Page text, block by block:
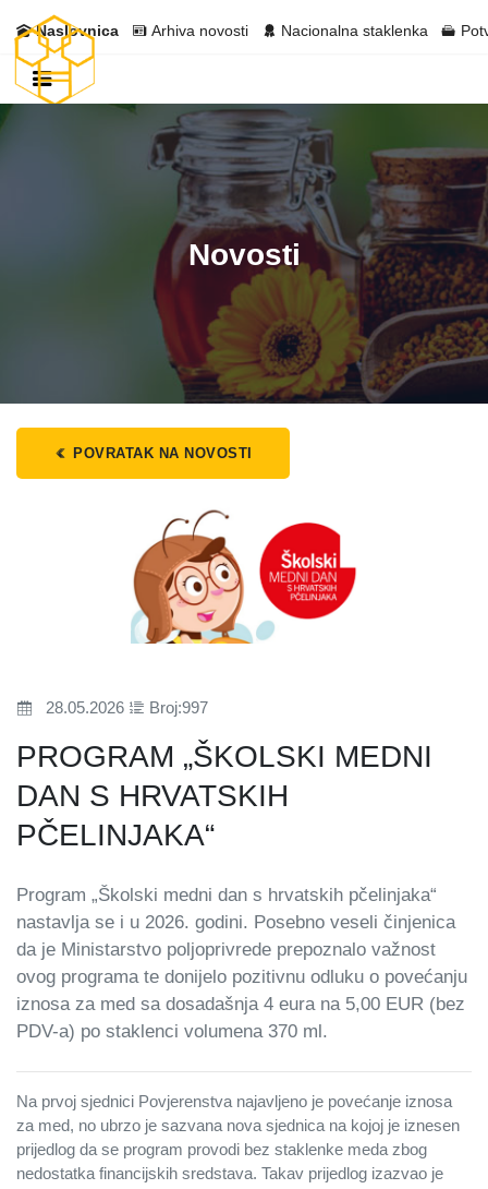
Naslovnica Arhiva novosti Nacionalna staklenka
Novosti
POVRATAK NA NOVOSTI
28.05.2026 Broj:997
PROGRAM „ŠKOLSKI MEDNI
DAN S HRVATSKIH
PČELINJAKA“
Program „Školski medni dan s hrvatskih pčelinjaka“
nastavlja se i u 2026. godini. Posebno veseli činjenica
da je Ministarstvo poljoprivrede prepoznalo važnost
ovog programa te donijelo pozitivnu odluku o povećanju
iznosa za med sa dosadašnja 4 eura na 5,00 EUR (bez
PDV-a) po staklenci volumena 370 ml.
Na prvoj sjednici Povjerenstva najavljeno je povećanje iznosa
za med, no ubrzo je sazvana nova sjednica na kojoj je iznesen
prijedlog da se program provodi bez staklenke meda zbog
nedostatka financijskih sredstava. Takav prijedlog izazvao je